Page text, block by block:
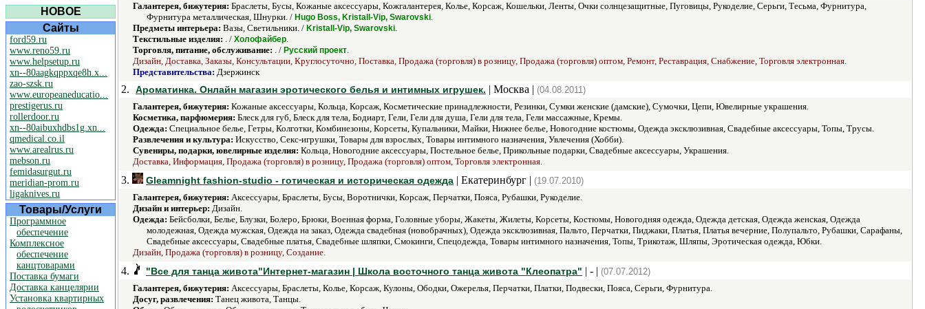
НОВОЕ
Сайты
ford59.ru
www.reno59.ru
www.helpsetup.ru
xn--80aagkqppxqe8h.x...
zao-szsk.ru
www.europeaneducatio...
prestigerus.ru
rollerdoor.ru
xn--80aibuxhdbs1g.xn...
qmedical.co.il
www.arealrus.ru
mebson.ru
femidasurgut.ru
meridian-prom.ru
ligaknives.ru
Товары/Услуги
Программное
обеспечение
Комплексное
обеспечение
канцтоварами
Поставка бумаги
Доставка канцелярии
Установка квартирных
Галантерея, бижутерия: Браслеты, Бусы, Кожаные аксессуары, Кожгалантерея, Колье, Корсаж, Кошельки, Ленты, Очки солнцезащитные, Пуговицы, Рукоделие, Серьги, Тесьма, Фурнитура,
Фурнитура металлическая, Шнурки. / Hugo Boss, Kristall-Vip, Swarovski.
Предметы интерьера: Вазы, Светильники. / Kristall-Vip, Swarovski.
Текстильные изделия: . / Холофайбер.
Торговля, питание, обслуживание: . / Русский проект.
Дизайн, Доставка, Заказы, Консультации, Круглосуточно, Поставка, Продажа (торговля) в розницу, Продажа (торговля) оптом, Ремонт, Реставрация, Снабжение, Торговля электронная.
Представительства: Дзержинск
2. Ароматинка. Онлайн магазин эротического белья и интимных игрушек. | Москва | (04.08.2011)
Галантерея, бижутерия: Кожаные аксессуары, Кольца, Корсаж, Косметические принадлежности, Резинки, Сумки женские (дамские), Сумочки, Цепи, Ювелирные украшения.
Косметика, парфюмерия: Блеск для губ, Блеск для тела, Бодиарт, Гели, Гели для душа, Гели для тела, Гели массажные, Кремы.
Одежда: Cпециальное белье, Гетры, Колготки, Комбинезоны, Корсеты, Купальники, Майки, Нижнее белье, Новогодние костюмы, Одежда эксклюзивная, Свадебные аксессуары, Топы, Трусы.
Развлечения и культура: Искусство, Секс-игрушки, Товары для взрослых, Товары интимного назначения, Увлечения (Хобби).
Сувениры, подарки, ювелирные изделия: Кольца, Новогодние аксессуары, Постельное белье, Прикольные подарки, Свадебные аксессуары, Украшения.
Доставка, Информация, Продажа (торговля) в розницу, Продажа (торговля) оптом, Торговля электронная.
3. Gleamnight fashion-studio - готическая и историческая одежда | Екатеринбург | (19.07.2010)
Галантерея, бижутерия: Аксессуары, Браслеты, Бусы, Воротнички, Корсаж, Перчатки, Пояса, Рубашки, Рукоделие.
Дизайн и интерьер: Дизайн.
Одежда: Бейсболки, Белье, Блузки, Болеро, Брюки, Военная форма, Головные уборы, Жакеты, Жилеты, Корсеты, Костюмы, Новогодняя одежда, Одежда детская, Одежда женская, Одежда
молодежная, Одежда мужская, Одежда на заказ, Одежда свадебная (новобрачных), Одежда эксклюзивная, Пальто, Перчатки, Пиджаки, Платья, Платья вечерние, Полупальто, Рубашки, Сарафаны,
Свадебные аксессуары, Свадебные платья, Свадебные шляпки, Смокинги, Спецодежда, Товары интимного назначения, Топы, Трикотаж, Шляпы, Эротическая одежда, Юбки.
Дизайн, Продажа (торговля) в розницу, Создание.
4. "Все для танца живота"Интернет-магазин | Школа восточного танца живота "Клеопатра" | - | (07.07.2012)
Галантерея, бижутерия: Аксессуары, Браслеты, Колье, Корсаж, Кулоны, Ободки, Ожерелья, Перчатки, Платки, Подвески, Пояса, Серьги, Фурнитура.
Досуг, развлечения: Танец живота, Танцы.